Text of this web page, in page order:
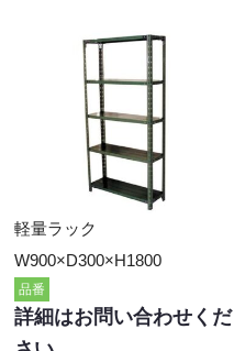
軽量ラック
W900×D300×H1800
品番
詳細はお問い合わせくだ